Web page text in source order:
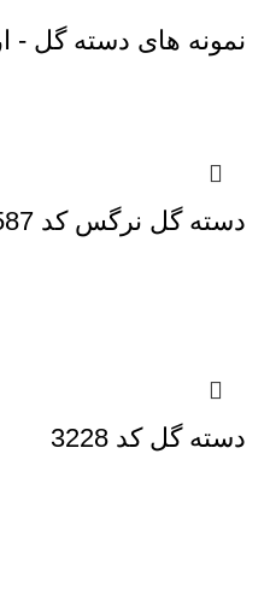
نمونه های دسته گل -
دسته گل نرگس کد 4587
دسته گل کد 3228